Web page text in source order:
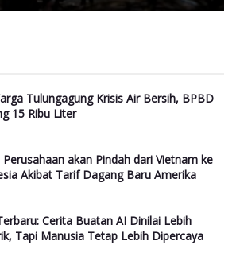
Tulungagung Krisis Air Bersih, BPBD
15 Ribu Liter
Perusahaan akan Pindah dari Vietnam ke
Akibat Tarif Dagang Baru Amerika
Cerita Buatan AI Dinilai Lebih
Tapi Manusia Tetap Lebih Dipercaya